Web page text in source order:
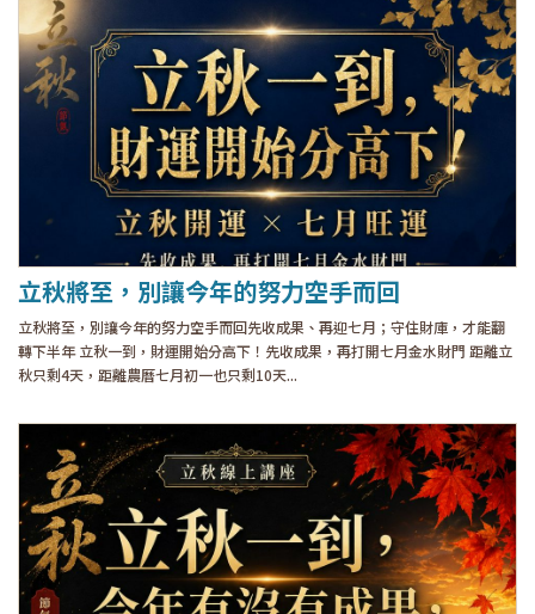
立秋將至，別讓今年的努力空手而回
立秋將至，別讓今年的努力空手而回先收成果、再迎七月；守住財庫，才能翻
轉下半年 立秋一到，財運開始分高下！先收成果，再打開七月金水財門 距離立
秋只剩4天，距離農曆七月初一也只剩10天...